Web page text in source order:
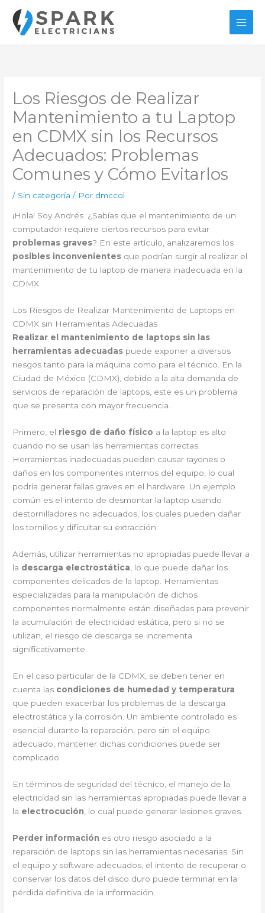
contenido
Los Riesgos de Realizar
Mantenimiento a tu Laptop
en CDMX sin los Recursos
Adecuados: Problemas
Comunes y Cómo Evitarlos
/ Sin categoría / Por dmccol
¡Hola! Soy Andrés. ¿Sabías que el mantenimiento de un
computador requiere ciertos recursos para evitar
problemas graves? En este artículo, analizaremos los
posibles inconvenientes que podrían surgir al realizar el
mantenimiento de tu laptop de manera inadecuada en la
CDMX.
Los Riesgos de Realizar Mantenimiento de Laptops en
CDMX sin Herramientas Adecuadas
Realizar el mantenimiento de laptops sin las
herramientas adecuadas puede exponer a diversos
riesgos tanto para la máquina como para el técnico. En la
Ciudad de México (CDMX), debido a la alta demanda de
servicios de reparación de laptops, este es un problema
que se presenta con mayor frecuencia.
Primero, el riesgo de daño físico a la laptop es alto
cuando no se usan las herramientas correctas.
Herramientas inadecuadas pueden causar rayones o
daños en los componentes internos del equipo, lo cual
podría generar fallas graves en el hardware. Un ejemplo
común es el intento de desmontar la laptop usando
destornilladores no adecuados, los cuales pueden dañar
los tornillos y dificultar su extracción.
Además, utilizar herramientas no apropiadas puede llevar a
la descarga electrostática , lo que puede dañar los
componentes delicados de la laptop. Herramientas
especializadas para la manipulación de dichos
componentes normalmente están diseñadas para prevenir
la acumulación de electricidad estática, pero si no se
utilizan, el riesgo de descarga se incrementa
significativamente.
En el caso particular de la CDMX, se deben tener en
cuenta las condiciones de humedad y temperatura
que pueden exacerbar los problemas de la descarga
electrostática y la corrosión. Un ambiente controlado es
esencial durante la reparación, pero sin el equipo
adecuado, mantener dichas condiciones puede ser
complicado.
En términos de seguridad del técnico, el manejo de la
electricidad sin las herramientas apropiadas puede llevar a
la electrocución , lo cual puede generar lesiones graves.
Perder información es otro riesgo asociado a la
reparación de laptops sin las herramientas necesarias. Sin
el equipo y software adecuados, el intento de recuperar o
conservar los datos del disco duro puede terminar en la
pérdida definitiva de la información.